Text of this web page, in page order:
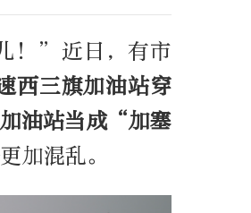
！”近日，有市
西三旗加油站穿
油站当成“加塞
加混乱。